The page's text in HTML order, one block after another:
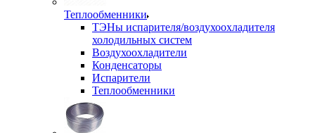
Теплообменники
ТЭНы испарителя/воздухоохладителя
холодильных систем
Воздухоохладители
Конденсаторы
Испарители
Теплообменники